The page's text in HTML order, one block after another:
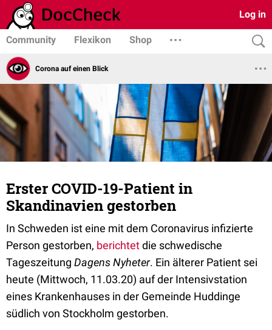
Log in
Community Flexikon Shop
Corona auf einen Blick
Erster COVID-19-Patient in
Skandinavien gestorben
In Schweden ist eine mit dem Coronavirus infizierte
Person gestorben, berichtetdie schwedische
Tageszeitung DagensNyheter. Ein älterer Patient sei
heute (Mittwoch, 11.03.20) auf der Intensivstation
eines Krankenhauses in der Gemeinde Huddinge
südlich von Stockholm gestorben.